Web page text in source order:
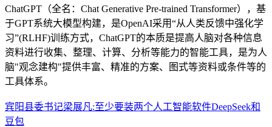
ChatGPT（全名：Chat Generative Pre-trained Transformer），基
于GPT系统大模型构建，是OpenAI采用“从人类反馈中强化学
习”(RLHF)训练方式，ChatGPT的本质是提高人脑对各种信息
资料进行收集、整理、计算、分析等能力的智能工具，是为人
脑"观念建构"提供丰富、精准的方案、图式等资料或条件等的
工具体系。
宾阳县委书记梁展凡:至少要装两个人工智能软件DeepSeek和
豆包